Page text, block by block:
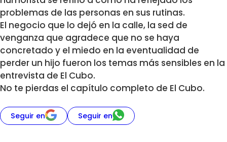
problemas de las personas en sus rutinas.
El negocio que lo dejó en la calle, la sed de
venganza que agradece que no se haya
concretado y el miedo en la eventualidad de
perder un hijo fueron los temas más sensibles en la
entrevista de El Cubo.
No te pierdas el capítulo completo de El Cubo.
Seguir en Seguir en